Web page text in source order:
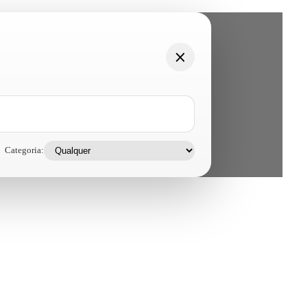
Categoria: